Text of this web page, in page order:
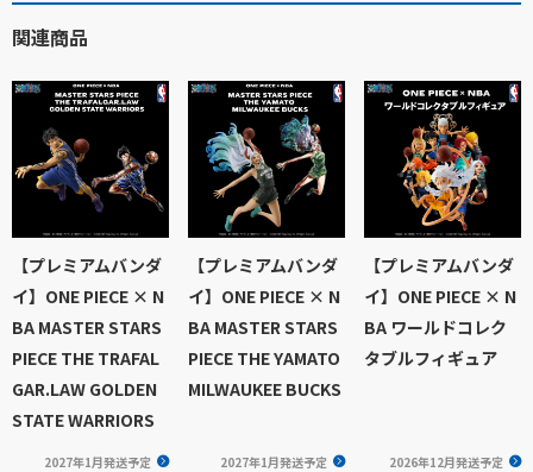
関連商品
【プレミアムバンダ
イ】ONE PIECE × N
BA MASTER STARS
PIECE THE TRAFAL
GAR.LAW GOLDEN
STATE WARRIORS
2027年1月発送予定
【プレミアムバンダ
イ】ONE PIECE × N
BA MASTER STARS
PIECE THE YAMATO
MILWAUKEE BUCKS
2027年1月発送予定
【プレミアムバンダ
イ】ONE PIECE × N
BA ワールドコレク
タブルフィギュア
2026年12月発送予定